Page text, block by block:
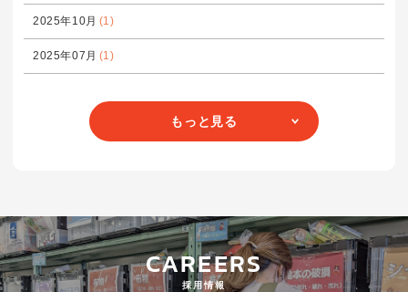
2025年10月 (1)
2025年07月 (1)
もっと見る
CAREERS
採用情報